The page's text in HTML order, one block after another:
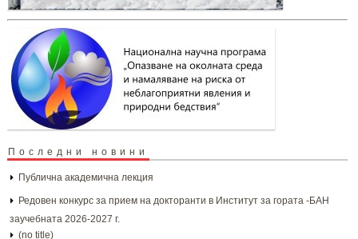
Последни новини
Публична академична лекция
Редовен конкурс за прием на докторанти в Институт за гората -БАН
заучебната 2026-2027 г.
(no title)